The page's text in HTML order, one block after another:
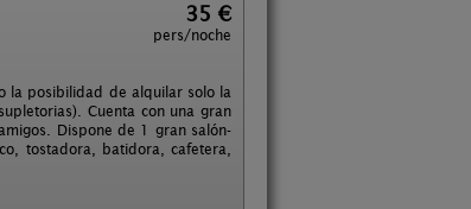
35 €
pers/noche
la posibilidad de alquilar solo la
Cuenta con una gran
Dispone de 1 gran salón-
tostadora, batidora, cafetera,